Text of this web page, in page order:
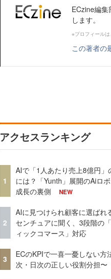
ECzine編
します。
※プロフィール
この著者の
アクセスランキング
1
AIで「1人あたり売上8億円」
には？「Yunth」展開のAiロ
成長の裏側
NEW
2
AIに見つけられ顧客に選ばれ
センチュアに聞く、3段階の
ィックコマース」対応
3
ECのKPIで一喜一憂しない方
次・日次の正しい役割分担〜